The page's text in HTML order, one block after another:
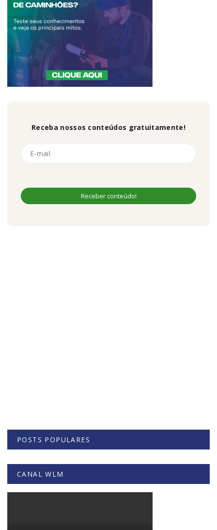
Receba nossos conteúdos gratuitamente!
POSTS POPULARES
CANAL WLM